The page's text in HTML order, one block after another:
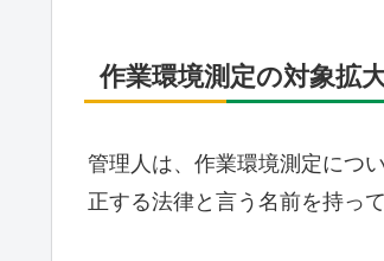
作業環境測定の対象拡
管理人は、作業環境測定につ
正する法律と言う名前を持っ